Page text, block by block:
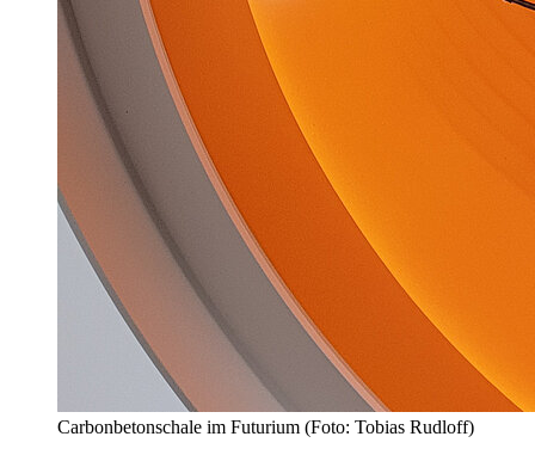
Carbonbetonschale im Futurium (Foto: Tobias Rudloff)